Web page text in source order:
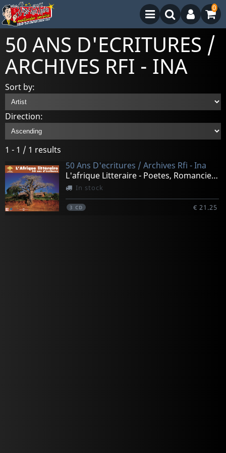
0
50 ANS D'ECRITURES /
ARCHIVES RFI - INA
Sort by:
Direction:
1 - 1 / 1 results
50 Ans D'ecritures / Archives Rfi - Ina
L'afrique Litteraire - Poetes, Romanciers Et Dramaturge
In stock
3 CD € 21.25